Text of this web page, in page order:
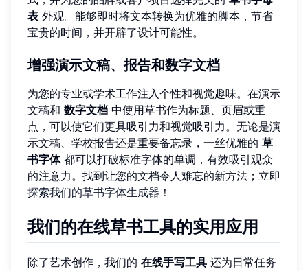
表 外观。能够即时将文本转换为优雅的脚本，节省
宝贵的时间，并开辟了设计可能性。
增强演示文稿、报告和数字文档
为您的专业或学术工作注入个性和视觉趣味。在演示
文稿和 数字文档 中使用草书作为标题、页眉或重
点，可以使它们更具吸引力和视觉吸引力。无论是演
示文稿、学校报告还是重要备忘录，一丝优雅的 草
书字体都可以打破标准字体的单调，有效吸引观众
的注意力。找到让您的文档令人难忘的新方法；立即
探索我们的草书字体生成器 ！
我们的在线草书工具的实用应用
除了艺术创作，我们的 在线手写工具 还为日常任务